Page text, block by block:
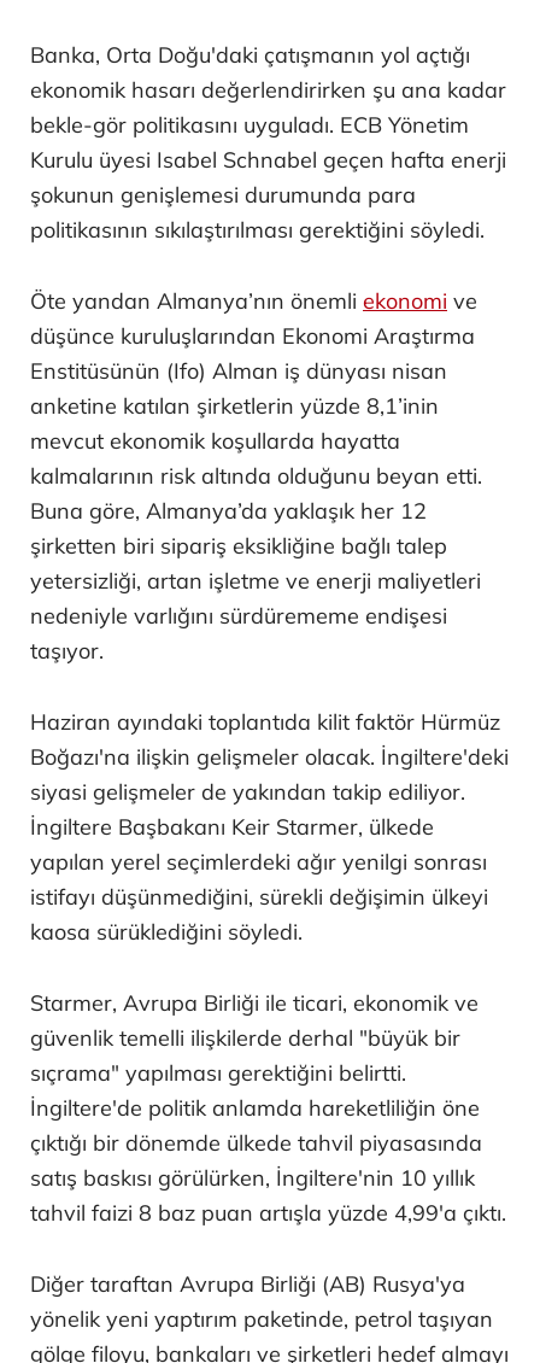
Banka, Orta Doğu'daki çatışmanın yol açtığı
ekonomik hasarı değerlendirirken şu ana kadar
bekle-gör politikasını uyguladı. ECB Yönetim
Kurulu üyesi Isabel Schnabel geçen hafta enerji
şokunun genişlemesi durumunda para
politikasının sıkılaştırılması gerektiğini söyledi.
Öte yandan Almanya’nın önemli ekonomi ve
düşünce kuruluşlarından Ekonomi Araştırma
Enstitüsünün (Ifo) Alman iş dünyası nisan
anketine katılan şirketlerin yüzde 8,1’inin
mevcut ekonomik koşullarda hayatta
kalmalarının risk altında olduğunu beyan etti.
Buna göre, Almanya’da yaklaşık her 12
şirketten biri sipariş eksikliğine bağlı talep
yetersizliği, artan işletme ve enerji maliyetleri
nedeniyle varlığını sürdürememe endişesi
taşıyor.
Haziran ayındaki toplantıda kilit faktör Hürmüz
Boğazı'na ilişkin gelişmeler olacak. İngiltere'deki
siyasi gelişmeler de yakından takip ediliyor.
İngiltere Başbakanı Keir Starmer, ülkede
yapılan yerel seçimlerdeki ağır yenilgi sonrası
istifayı düşünmediğini, sürekli değişimin ülkeyi
kaosa sürüklediğini söyledi.
Starmer, Avrupa Birliği ile ticari, ekonomik ve
güvenlik temelli ilişkilerde derhal "büyük bir
sıçrama" yapılması gerektiğini belirtti.
İngiltere'de politik anlamda hareketliliğin öne
çıktığı bir dönemde ülkede tahvil piyasasında
satış baskısı görülürken, İngiltere'nin 10 yıllık
tahvil faizi 8 baz puan artışla yüzde 4,99'a çıktı.
Diğer taraftan Avrupa Birliği (AB) Rusya'ya
yönelik yeni yaptırım paketinde, petrol taşıyan
gölge filoyu, bankaları ve şirketleri hedef almayı